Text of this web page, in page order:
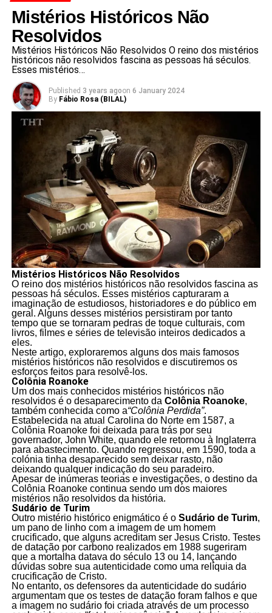
Mistérios Históricos Não
Resolvidos
Mistérios Históricos Não Resolvidos O reino dos mistérios
históricos não resolvidos fascina as pessoas há séculos.
Esses mistérios…
Published 3 years agoon 6 January 2024
By Fábio Rosa (BILAL)
Mistérios Históricos Não Resolvidos
O reino dos mistérios históricos não resolvidos fascina as
pessoas há séculos. Esses mistérios capturaram a
imaginação de estudiosos, historiadores e do público em
geral. Alguns desses mistérios persistiram por tanto
tempo que se tornaram pedras de toque culturais, com
livros, filmes e séries de televisão inteiros dedicados a
eles.
Neste artigo, exploraremos alguns dos mais famosos
mistérios históricos não resolvidos e discutiremos os
esforços feitos para resolvê-los.
Colônia Roanoke
Um dos mais conhecidos mistérios históricos não
resolvidos é o desaparecimento da Colônia Roanoke,
também conhecida como a“Colônia Perdida”.
Estabelecida na atual Carolina do Norte em 1587, a
Colônia Roanoke foi deixada para trás por seu
governador, John White, quando ele retornou à Inglaterra
para abastecimento. Quando regressou, em 1590, toda a
colónia tinha desaparecido sem deixar rasto, não
deixando qualquer indicação do seu paradeiro.
Apesar de inúmeras teorias e investigações, o destino da
Colônia Roanoke continua sendo um dos maiores
mistérios não resolvidos da história.
Sudário de Turim
Outro mistério histórico enigmático é o Sudário de Turim,
um pano de linho com a imagem de um homem
crucificado, que alguns acreditam ser Jesus Cristo. Testes
de datação por carbono realizados em 1988 sugeriram
que a mortalha datava do século 13 ou 14, lançando
dúvidas sobre sua autenticidade como uma relíquia da
crucificação de Cristo.
No entanto, os defensores da autenticidade do sudário
argumentam que os testes de datação foram falhos e que
a imagem no sudário foi criada através de um processo